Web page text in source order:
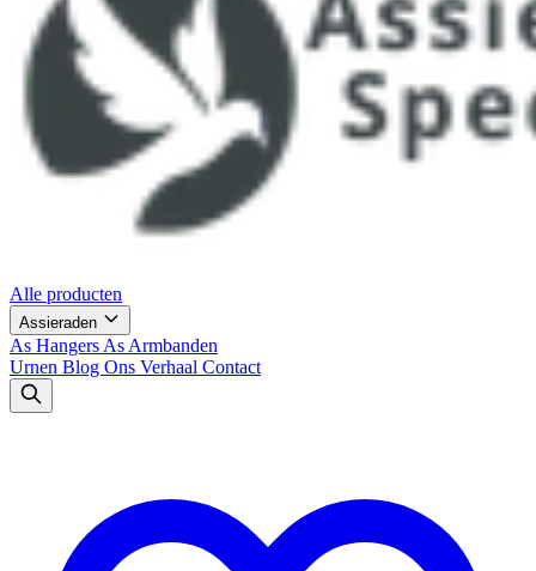
Alle producten
Assieraden
As Hangers As Armbanden
Urnen Blog Ons Verhaal Contact